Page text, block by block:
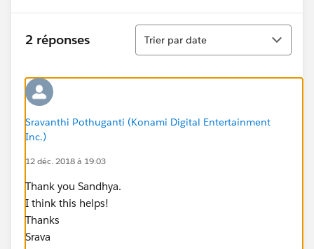
2 réponses
Tri
Trier par date
Sravanthi Pothuganti (Konami Digital Entertainment
Inc.)
12 déc. 2018 à 19:03
Thank you Sandhya.
I think this helps!
Thanks
Srava